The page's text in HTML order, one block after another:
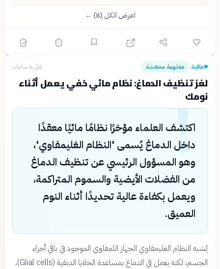
اعرض الكل (8) ←
عافية› معلومة مدهشة قبل 6 ساعات
لغز تنظيف الدماغ: نظام مائي خفي يعمل أثناء
نومك!
اكتشف العلماء مؤخرًا نظامًا مائيًا معقدًا
داخل الدماغ يُسمى 'النظام الغليمفاوي'،
وهو المسؤول الرئيسي عن تنظيف الدماغ
من الفضلات الأيضية والسموم المتراكمة،
ويعمل بكفاءة عالية تحديدًا أثناء النوم
العميق.
يُشبه النظام الغليمفاوي الجهاز اللمفاوي الموجود في باقي أجزاء
الجسم، لكنه يعمل في الدماغ بمساعدة الخلايا الدبقية (Glial cells)،